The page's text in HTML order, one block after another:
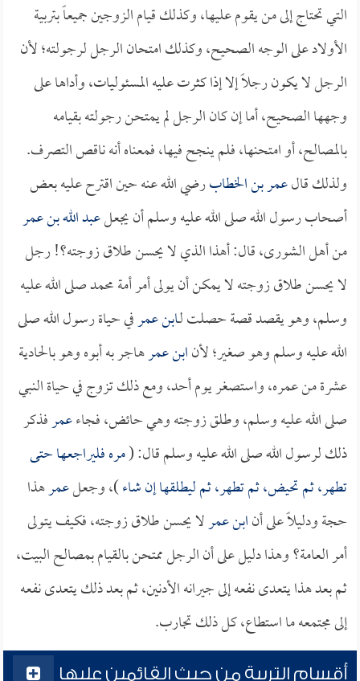
التي تحتاج إلى من يقوم عليها، وكذلك قيام الزوجين جميعاً بتربية
الأولاد على الوجه الصحيح، وكذلك امتحان الرجل لرجولته؛ لأن
الرجل لا يكون رجلاً إلا إذا كثرت عليه المسئوليات، وأداها على
وجهها الصحيح، أما إن كان الرجل لم يمتحن رجولته بقيامه
بالمصالح، أو امتحنها، فلم ينجح فيها، فمعناه أنه ناقص التصرف.
ولذلك قالعمر بن الخطابرضي الله عنه حين اقترح عليه بعض
أصحاب رسول الله صلى الله عليه وسلم أن يجعلعبد الله بن عمر
من أهل الشورى، قال: أهذا الذي لا يحسن طلاق زوجته؟! رجل
لا يحسن طلاق زوجته لا يمكن أن يولى أمر أمة محمد صلى الله عليه
وسلم، وهو يقصد قصة حصلت لـابن عمرفي حياة رسول الله صلى
الله عليه وسلم وهو صغير؛ لأنابن عمرهاجر به أبوه وهو بالحادية
عشرة من عمره، واستصغر يوم أحد، ومع ذلك تزوج في حياة النبي
صلى الله عليه وسلم، وطلق زوجته وهي حائض، فجاءعمرفذكر
ذلك لرسول الله صلى الله عليه وسلم قال: (مره فليراجعها حتى
تطهر، ثم تحيض، ثم تطهر، ثم ليطلقها إن شاء)، وجعلعمرهذا
حجة ودليلاً على أنابن عمرلا يحسن طلاق زوجته، فكيف يتولى
أمر العامة؟ وهذا دليل على أن الرجل ممتحن بالقيام بمصالح البيت،
ثم بعد هذا يتعدى نفعه إلى جيرانه الأدنين، ثم بعد ذلك يتعدى نفعه
إلى مجتمعه ما استطاع، كل ذلك تجارب.
أقسام التربية من حيث القائمين عليها